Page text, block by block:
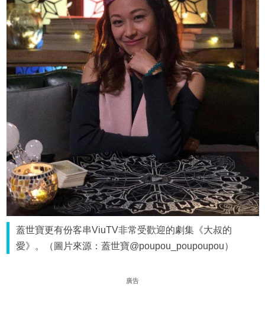
蓋世寶更有份客串ViuTV非常受歡迎的劇集《大叔的
愛》。（圖片來源：蓋世寶@poupou_poupoupou）
廣告